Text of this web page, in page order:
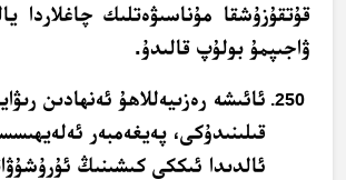
قۇتقۇزۇشقا مۇناسىۋەتلىك چاغلاردا
ۋاجىپمۇ بولۇپ قالىدۇ.
ئائىشە رەزىيەللاھۇ ئەنھادىن
قىلىنىدۇكى، پەيغەمبەر
ئالدىدا ئىككى كىشىنىڭ